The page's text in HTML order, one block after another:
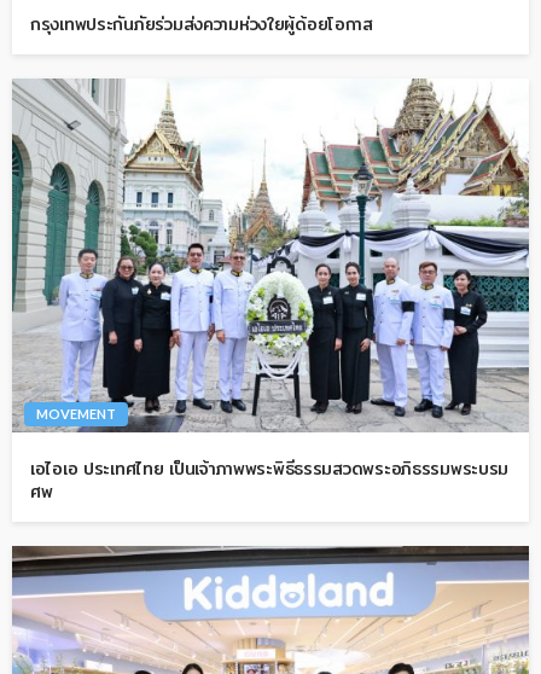
กรุงเทพประกันภัยร่วมส่งความห่วงใยผู้ด้อยโอกาส
MOVEMENT
เอไอเอ ประเทศไทย เป็นเจ้าภาพพระพิธีธรรมสวดพระอภิธรรมพระบรม
ศพ